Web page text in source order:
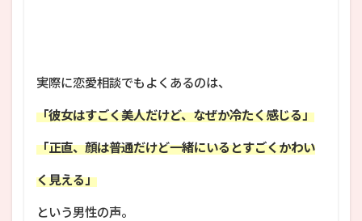
実際に恋愛相談でもよくあるのは、
「彼女はすごく美人だけど、なぜか冷たく感じる」
「正直、顔は普通だけど一緒にいるとすごくかわい
く見える」
という男性の声。